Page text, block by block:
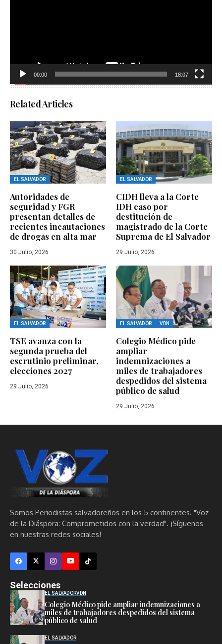
00:00 18:07
Related Articles
EL SALVADOR
Autoridades de
seguridad y FGR
presentan detalles de
recientes incautaciones
de drogas en alta mar
30 Julio, 2026
EL SALVADOR
CIDH lleva a la Corte
IDH caso por
destitución de
magistrado de la Corte
Suprema de El Salvador
29 Julio, 2026
EL SALVADOR
TSE avanza con la
segunda prueba del
escrutinio preliminar,
elecciones 2027
29 Julio, 2026
EL SALVADOR VDN
Colegio Médico pide
ampliar
indemnizaciones a
miles de trabajadores
despedidos del sistema
público de salud
29 Julio, 2026
Somos Periodistas salvadoreños en los 5 continentes. "Voz
de la Diáspora: Comprometidos con la verdad". ¡Síguenos
en nuestras redes sociales!
Selecciones
EL SALVADORVDN
Colegio Médico pide ampliar indemnizaciones a
miles de trabajadores despedidos del sistema
público de salud
EL SALVADOR